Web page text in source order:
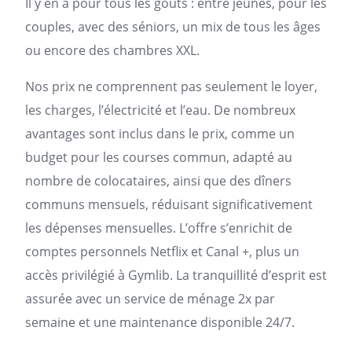
couples, avec des séniors, un mix de tous les âges
ou encore des chambres XXL.
Nos prix ne comprennent pas seulement le loyer,
les charges, l’électricité et l’eau. De nombreux
avantages sont inclus dans le prix, comme un
budget pour les courses commun, adapté au
nombre de colocataires, ainsi que des dîners
communs mensuels, réduisant significativement
les dépenses mensuelles. L’offre s’enrichit de
comptes personnels Netflix et Canal +, plus un
accès privilégié à Gymlib. La tranquillité d’esprit est
assurée avec un service de ménage 2x par
semaine et une maintenance disponible 24/7.